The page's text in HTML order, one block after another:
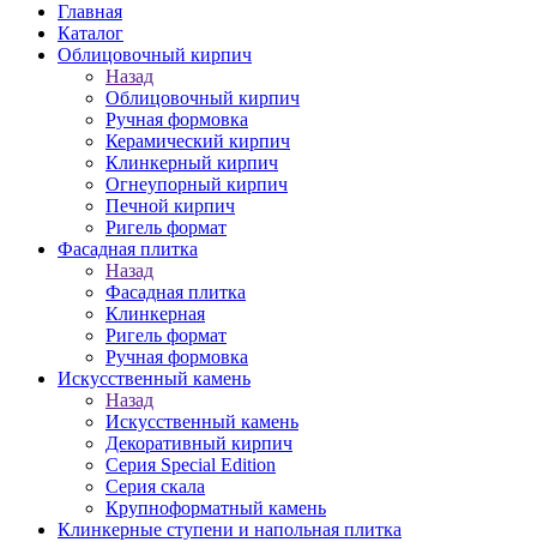
Главная
Каталог
Облицовочный кирпич
Назад
Облицовочный кирпич
Ручная формовка
Керамический кирпич
Клинкерный кирпич
Огнеупорный кирпич
Печной кирпич
Ригель формат
Фасадная плитка
Назад
Фасадная плитка
Клинкерная
Ригель формат
Ручная формовка
Искусственный камень
Назад
Искусственный камень
Декоративный кирпич
Серия Special Edition
Серия скала
Крупноформатный камень
Клинкерные ступени и напольная плитка